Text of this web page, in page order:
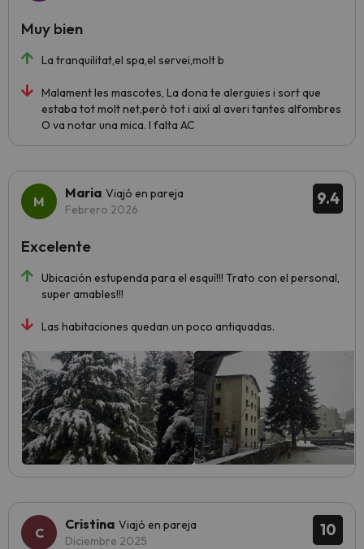
La tranquilitat,el spa,el servei,molt b
Malament les mascotes, La dona te alerguies i sort que
estaba tot molt net,però tot i així al averi tantes alfombres
O va notar una mica. I falta AC
Muy bien
9.4
Maria Viajó en pareja
Febrero 2026
Ubicación estupenda para el esquí!!! Trato con el personal,
super amables!!!
Las habitaciones quedan un poco antiquadas.
Excelente
10
Cristina Viajó en pareja
Diciembre 2025